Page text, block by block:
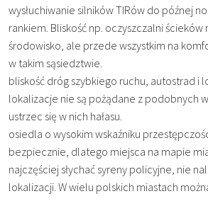
wysłuchiwanie silników TIRów do późnej
rankiem. Bliskość np. oczyszczalni ścieków
środowisko, ale przede wszystkim na
w takim sąsiedztwie.
bliskość dróg szybkiego ruchu, autostrad i
lokalizacje nie są pożądane z podobnych
ustrzec się w nich hałasu.
osiedla o wysokim wskaźniku
bezpiecznie, dlatego miejsca na mapie
najczęściej słychać syreny policyjne, nie
lokalizacji. W wielu polskich miastach